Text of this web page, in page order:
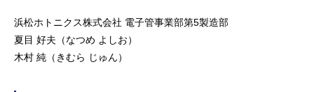
浜松ホトニクス株式会社 電子管事業部第5製造部
夏目 好夫（なつめ よしお）
木村 純（きむら じゅん）